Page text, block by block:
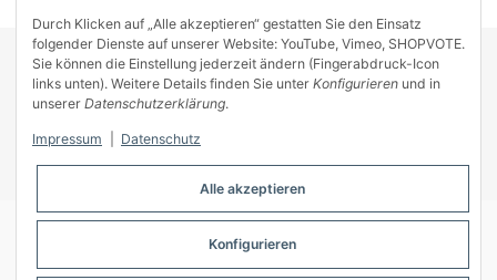
KONTAKT
INFORMATIONEN
ZAHLUNGSARTEN
© A-Key
Durch Klicken auf „Alle akzeptieren“ gestatten Sie den Einsatz
folgender Dienste auf unserer Website: YouTube, Vimeo, SHOPVOTE.
Sie können die Einstellung jederzeit ändern (Fingerabdruck-Icon
links unten). Weitere Details finden Sie unter Konfigurieren und in
unserer Datenschutzerklärung.
Impressum Datenschutz
Alle akzeptieren
Konfigurieren